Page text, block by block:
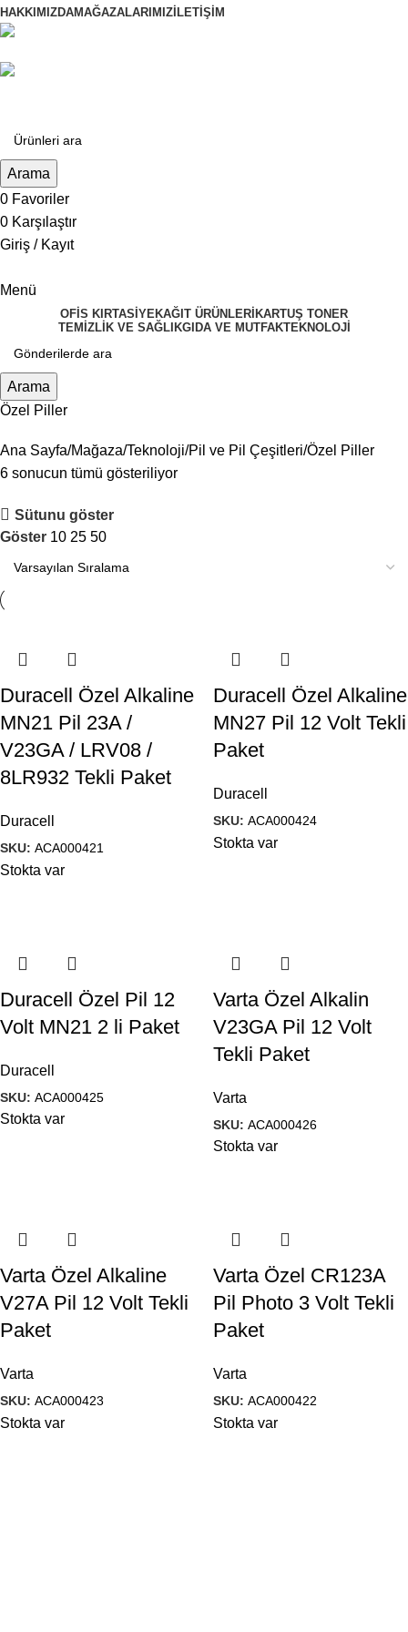
HAKKIMIZDAMAĞAZALARIMIZ İLETIŞIM
Arama
0 Favoriler
0 Karşılaştır
Giriş / Kayıt
Menü
OFIS KIRTASIYEKAĞIT ÜRÜNLERI KARTUŞ TONER
TEMIZLIK VE SAĞLIKGIDA VE MUTFAKTEKNOLOJI
Arama
Özel Piller
Ana Sayfa Mağaza Teknoloji Pil ve Pil Çeşitleri Özel Piller
6 sonucun tümü gösteriliyor
Sütunu göster
Göster 10 25 50
Duracell Özel Alkaline
MN21 Pil 23A /
V23GA / LRV08 /
8LR932 Tekli Paket
Duracell
SKU: ACA000421
Stokta var
Duracell Özel Alkaline
MN27 Pil 12 Volt Tekli
Paket
Duracell
SKU: ACA000424
Stokta var
Duracell Özel Pil 12
Volt MN21 2 li Paket
Duracell
SKU: ACA000425
Stokta var
Varta Özel Alkalin
V23GA Pil 12 Volt
Tekli Paket
Varta
SKU: ACA000426
Stokta var
Varta Özel Alkaline
V27A Pil 12 Volt Tekli
Paket
Varta
SKU: ACA000423
Stokta var
Varta Özel CR123A
Pil Photo 3 Volt Tekli
Paket
Varta
SKU: ACA000422
Stokta var